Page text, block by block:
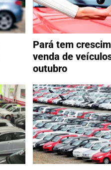
Pará tem
venda de
outubro